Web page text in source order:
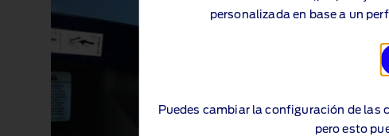
personalizada en base a un
Puedes cambiar la configuración de las
pero esto